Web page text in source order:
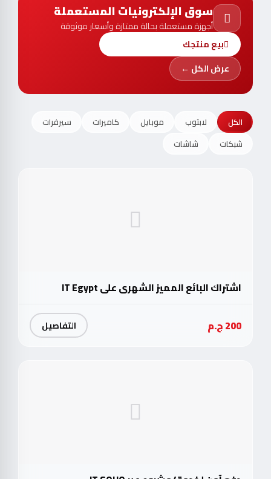
سوق الإلكترونيات المستعملة
أجهزة مستعملة بحالة ممتازة وأسعار موثوقة
بيع منتجك
عرض الكل ←
الكل لابتوب موبايل كاميرات
سيرفرات
شبكات
شاشات
اشتراك البائع المميز الشهري على IT Egypt
200 ج.م التفاصيل